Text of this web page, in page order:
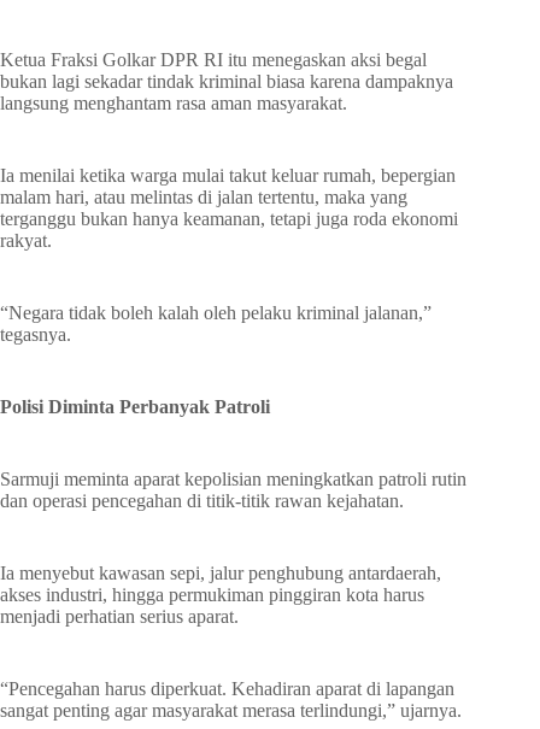
Ketua Fraksi Golkar DPR RI itu menegaskan aksi begal
bukan lagi sekadar tindak kriminal biasa karena dampaknya
langsung menghantam rasa aman masyarakat.
Ia menilai ketika warga mulai takut keluar rumah, bepergian
malam hari, atau melintas di jalan tertentu, maka yang
terganggu bukan hanya keamanan, tetapi juga roda ekonomi
rakyat.
“Negara tidak boleh kalah oleh pelaku kriminal jalanan,”
tegasnya.
Polisi Diminta Perbanyak Patroli
Sarmuji meminta aparat kepolisian meningkatkan patroli rutin
dan operasi pencegahan di titik-titik rawan kejahatan.
Ia menyebut kawasan sepi, jalur penghubung antardaerah,
akses industri, hingga permukiman pinggiran kota harus
menjadi perhatian serius aparat.
“Pencegahan harus diperkuat. Kehadiran aparat di lapangan
sangat penting agar masyarakat merasa terlindungi,” ujarnya.